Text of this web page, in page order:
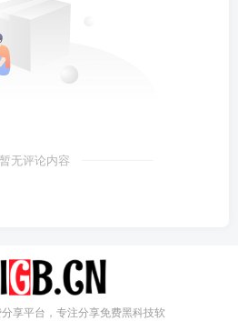
暂无评论内容
享平台，专注分享免费黑科技软